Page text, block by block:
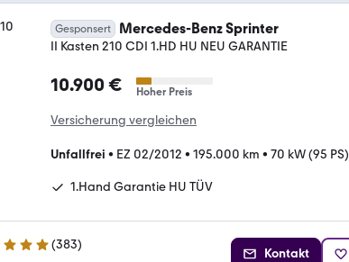
Gesponsert Mercedes-Benz Sprinter
II Kasten 210 CDI 1.HD HU NEU GARANTIE
10.900 € Hoher Preis
Versicherung vergleichen
Unfallfrei • EZ 02/2012 • 195.000 km • 70 kW (95 PS)
1.Hand Garantie HU TÜV
(383)
Kontakt